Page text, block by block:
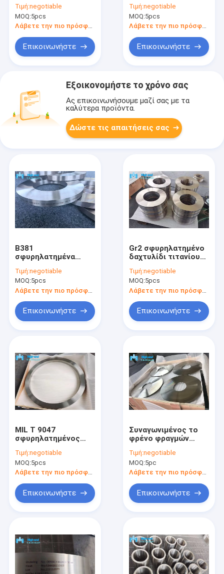
Προϊόντα
Περίπου εμείς
τιτανίου Ti6al4v Gr5
συνδετήρας
σφραγίδων
Τιμή:negotiable
MOQ:5pcs
Λάβετε την πιο πρόσφατη τιμή
Επικοινωνήστε
ανόπτησε τα άνευ
ραφής κυλημένα
δαχτυλίδια
Τιμή:negotiable
MOQ:5pcs
Λάβετε την πιο πρόσφατη τιμή
Επικοινωνήστε
Εξοικονομήστε το χρόνο σας
Ας επικοινωνήσουμε μαζί σας με τα
καλύτερα προϊόντα.
Δώστε τις απαιτήσεις σας
B381
σφυρηλατημένα
CP2 χάλυβα
δαχτυλιδιών
ενωμένα στενά Gr12
Τιμή:negotiable
MOQ:5pcs
Λάβετε την πιο πρόσφατη τιμή
Επικοινωνήστε
Gr2 σφυρηλατημένο
δαχτυλίδι τιτανίου
322mm ASTMB381
Norsok M650
Τιμή:negotiable
MOQ:5pcs
Επικοινωνήστε
MIL Τ 9047
σφυρηλατημένος
χάλυβα δαχτυλιδιών
τιτανίου
Τιμή:negotiable
MOQ:5pcs
Λάβετε την πιο πρόσφατη τιμή
Επικοινωνήστε
Συναγωνιμένος το
φρένο φραγμών
ASTM B381 τιτανίου
8.89mm το λεπτό
σφυρηλατημένο
Τιμή:negotiable
MOQ:5pc
Λάβετε την πιο πρόσφατη τιμή
Επικοινωνήστε